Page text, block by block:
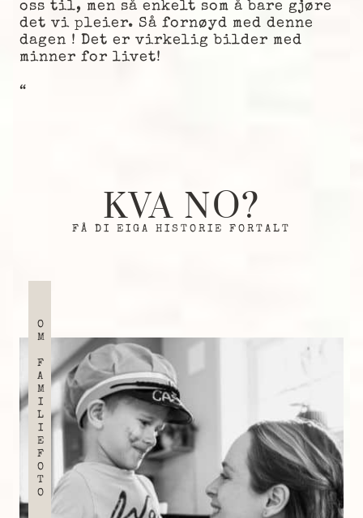
oss til, men så enkelt som å bare gjøre
det vi pleier. Så fornøyd med denne
dagen ! Det er virkelig bilder med
minner for livet!
“
KVA NO?
FÅ DI EIGA HISTORIE FORTALT
OM FAMILIEFOTO